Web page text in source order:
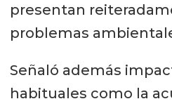
presentan
problemas
Señaló además
habituales como la